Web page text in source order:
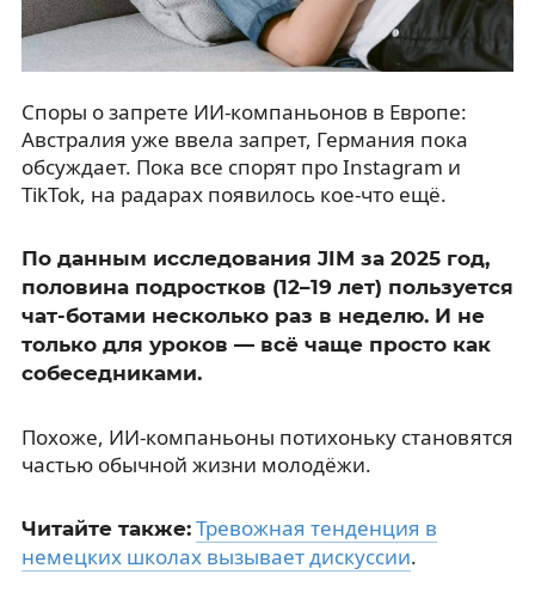
Споры о запрете ИИ-компаньонов в Европе:
Австралия уже ввела запрет, Германия пока
обсуждает. Пока все спорят про Instagram и
TikTok, на радарах появилось кое-что ещё.
По данным исследования JIM за 2025 год,
половина подростков (12–19 лет) пользуется
чат-ботами несколько раз в неделю. И не
только для уроков — всё чаще просто как
собеседниками.
Похоже, ИИ-компаньоны потихоньку становятся
частью обычной жизни молодёжи.
Читайте также: Тревожная тенденция в
немецких школах вызывает дискуссии.